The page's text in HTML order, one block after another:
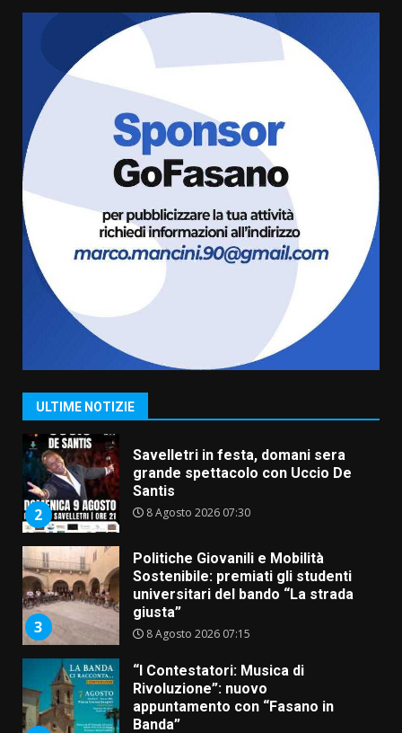
ULTIME NOTIZIE
amarezza per esclusione dal
campionato di calcio”
7 Agosto 2026 06:00
Fasanese ferito a colpi di arma
da fuoco
6 Agosto 2026 18:13
Carta d’identità: continua il piano
di aperture straordinarie del
Comune di Fasano
6 Agosto 2026 14:16
1
La Banda Città di Fasano apre
ufficialmente la Festa di
2
Savelletri in festa, domani sera
grande spettacolo con Uccio De
Santis
8 Agosto 2026 07:30
3
Politiche Giovanili e Mobilità
Sostenibile: premiati gli studenti
universitari del bando “La strada
giusta”
8 Agosto 2026 07:15
“I Contestatori: Musica di
Rivoluzione”: nuovo
appuntamento con “Fasano in
Banda”